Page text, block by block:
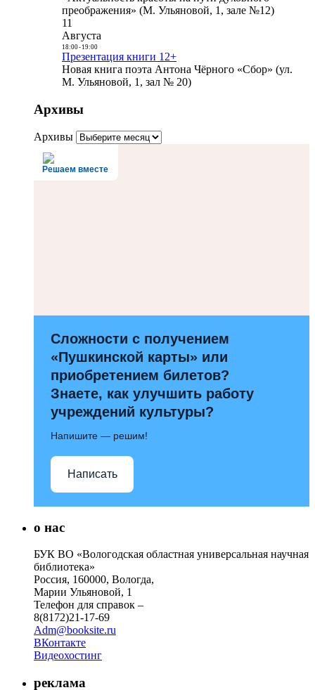
преображения» (М. Ульяновой, 1, зале №12)
11
Августа
18:00- 19:00
Презентация книги 12+
Новая книга поэта Антона Чёрного «Сбор» (ул.
М. Ульяновой, 1, зал № 20)
Архивы
Архивы
Решаем вместе
Сложности с получением
«Пушкинской карты» или
приобретением билетов?
Знаете, как улучшить работу
учреждений культуры?
Напишите — решим!
Написать
о нас
БУК ВО «Вологодская областная универсальная научная
библиотека»
Россия, 160000, Вологда,
Марии Ульяновой, 1
Телефон для справок –
8(8172)21-17-69
Adm@booksite.ru
ВКонтакте
Видеохостинг
реклама